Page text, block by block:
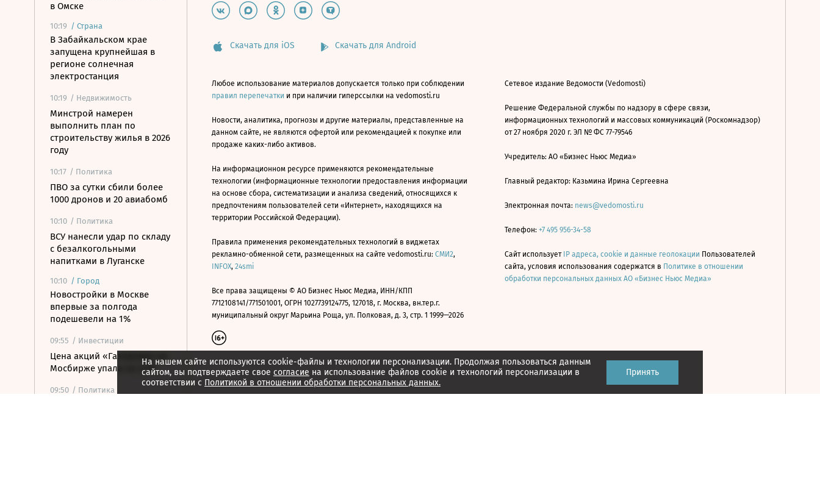
в Омске
10:19 / Страна
В Забайкальском крае
запущена крупнейшая в
регионе солнечная
электростанция
10:19 / Недвижимость
Минстрой намерен
выполнить план по
строительству жилья в 2026
году
10:17 / Политика
ПВО за сутки сбили более
1000 дронов и 20 авиабомб
10:10 / Политика
ВСУ нанесли удар по складу
с безалкогольными
напитками в Луганске
10:10 / Город
Новостройки в Москве
впервые за полгода
подешевели на 1%
09:55 / Инвестиции
Цена акций «Газпрома» на
Мосбирже упала на 2,1%
09:50 / Политика
На нашем сайте используются cookie-файлы и технологии персонализации. Продолжая пользоваться данным
сайтом, вы подтверждаете свое согласие на использование файлов cookie и технологий персонализации в
соответствии с Политикой в отношении обработки персональных данных.
Принять
Скачать для iOS Скачать для Android
Любое использование материалов допускается только при соблюдении
правил перепечатки и при наличии гиперссылки на vedomosti.ru
Новости, аналитика, прогнозы и другие материалы, представленные на
данном сайте, не являются офертой или рекомендацией к покупке или
продаже каких-либо активов.
На информационном ресурсе применяются рекомендательные
технологии (информационные технологии предоставления информации
на основе сбора, систематизации и анализа сведений, относящихся к
предпочтениям пользователей сети «Интернет», находящихся на
территории Российской Федерации).
Правила применения рекомендательных технологий в виджетах
рекламно-обменной сети, размещенных на сайте vedomosti.ru: СМИ2,
INFOX, 24smi
Все права защищены © АО Бизнес Ньюс Медиа, ИНН/КПП
7712108141/771501001, ОГРН 1027739124775, 127018, г. Москва, вн.тер.г.
муниципальный округ Марьина Роща, ул. Полковая, д. 3, стр. 1 1999—2026
Сетевое издание Ведомости (Vedomosti)
Решение Федеральной службы по надзору в сфере связи,
информационных технологий и массовых коммуникаций (Роскомнадзор)
от 27 ноября 2020 г. ЭЛ № ФС 77-79546
Учредитель: АО «Бизнес Ньюс Медиа»
Главный редактор: Казьмина Ирина Сергеевна
Электронная почта: news@vedomosti.ru
Телефон: +7 495 956-34-58
Сайт использует IP адреса, cookie и данные геолокации Пользователей
сайта, условия использования содержатся в Политике в отношении
обработки персональных данных АО «Бизнес Ньюс Медиа»